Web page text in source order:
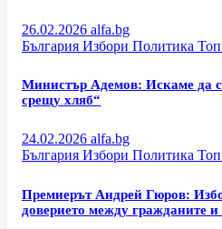
26.02.2026 alfa.bg
България Избори Политика
Министър Адемов: Искаме да
срещу хляб“
24.02.2026 alfa.bg
България Избори Политика
Премиерът Андрей Гюров:
доверието между гражданите